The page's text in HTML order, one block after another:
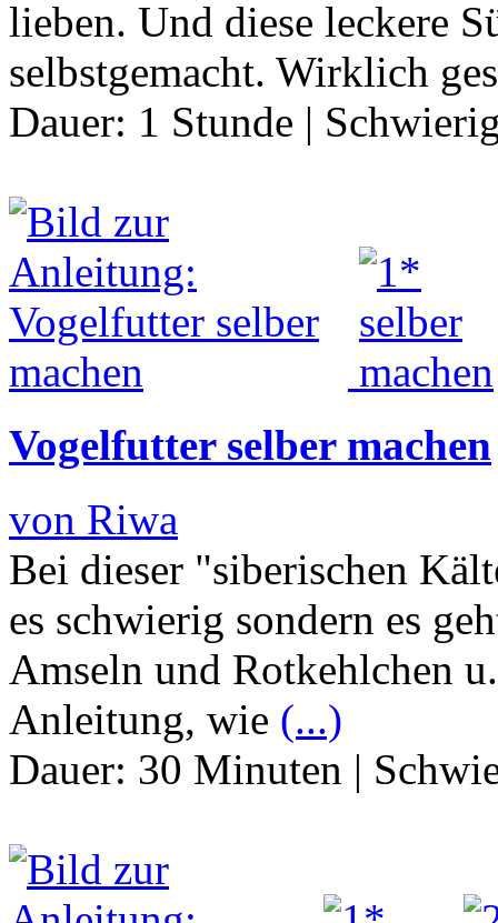
lieben. Und diese leckere
selbstgemacht. Wirklich
Dauer: 1 Stunde |
Vogelfutter selber machen
von Riwa
Bei dieser "siberischen
es schwierig sondern es
Amseln und Rotkehlchen
Anleitung, wie (...)
Dauer: 30 Minuten |